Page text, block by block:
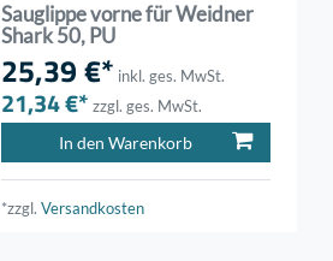
Sauglippe vorne für Weidner
Shark 50, PU
25,39 €* inkl. ges. MwSt.
21,34 €* zzgl. ges. MwSt.
In den Warenkorb
*zzgl.Versandkosten